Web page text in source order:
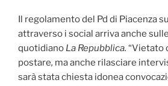
Il regolamento del Pd di Piacenza
attraverso i social arriva anche
quotidiano La Repubblica. “Vietato
postare, ma anche rilasciare
sarà stata chiesta idonea